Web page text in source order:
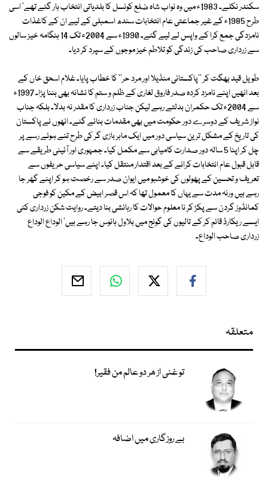
سکندر نکلے۔ 1983ء میں وہ نواب شاہ ضلع کونسل کا بلدیاتی انتخاب ہار گئے تھے' اسی
طرح 1985ء کے غیر جماعتی عام انتخابات سندھ اسمبلی کے لیے ان کے کاغذات
نامزدگی جمع کرا کے واپس لے لیے گئے۔ 1990ء سے 2004ء تک 14 ہنگامہ خیز سالوں
سے زرداری صاحب کی زندگی کو تلاطم خیز موجوں کے سپرد کر دیا۔
طویل قید بھگت کر ''پاکستانی منڈیلا اور مرد حر'' کا خطاب پایا۔ غلام اسحق خاں کے
بعد انھیں اپنے نامزد کردہ صدر فاروق لغاری کے ظلم و ستم کا نشانہ بھی بننا پڑا۔ 1997ء
سے 2004ء تک حکمران بدلتے رہے لیکن جناب زرداری کا مقدر نہ بدلا۔ بلکہ جناب
نواز شریف کے دوسرے دور حکومت میں بھی مقدمات بنائے گئے۔ انھوں نے پاکستان
کی تاریخ کے مشکل ترین سیاسی دور میں ایک ماہر بازی گر کی طرح تنے ہوئے رسے پر
چل کر اپنا 5 سالہ دور صدارت کامیابی سے مکمل کیا۔ جمہوری اور آئینی طریقے سے
قابل قبول عام انتخابات کرانے کے بعد اقتدار منتقل کیا۔ اپنے سیاسی حریفوں سے
تعریف و تحسین کے پھولوں کی خوشبو میں ایوان صدر سے رخصت ہو کر اپنے گھر جا
رہے ہیں ورنہ مدت سے یہاں کا معمول تھا کہ اس قصر ابیض کے مکین کو فوجی
کمانڈوز گردن سے پکڑ کر نا معلوم حوالات کا رہائشی بنا دیتے۔ روایت شکن زرداری کئی
ایسے ریکارڈ قائم کر کے تالیوں کی گونج میں بلاول ہائوس جا رہے ہیں' الوداع الوداع
زرداری صاحب الوداع۔
متعلقہ
تو غنی از ھر دو عالم من فقیر!
بے روزگاری میں اضافہ